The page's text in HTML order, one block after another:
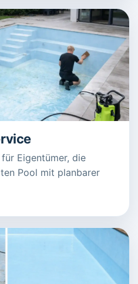
Eigentümer, die
Pool mit planbarer